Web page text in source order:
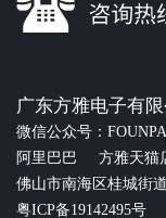
广东方雅电子有限
微信公众号：
阿里巴巴
方雅天猫
佛山市南海区桂城街
粤ICP备19142495号